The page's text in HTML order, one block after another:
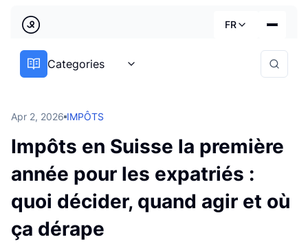
Nos services
Guides pratiques
À propos
Country
Français
English
FR
Categories
Apr 2, 2026 IMPÔTS
Impôts en Suisse la première
année pour les expatriés :
quoi décider, quand agir et où
ça dérape